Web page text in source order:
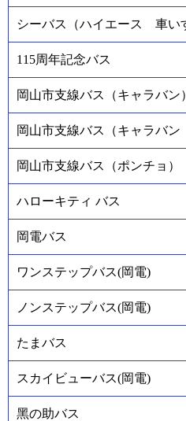
シーバス（ハイエース 車い
115周年記念バス
岡山市支線バス（キャラバン）
岡山市支線バス（キャラバ
岡山市支線バス（ポンチョ）
ハローキティ バス
岡電バス
ワンステップバス(岡電)
ノンステップバス(岡電)
たまバス
スカイビューバス(岡電)
黑の助バス